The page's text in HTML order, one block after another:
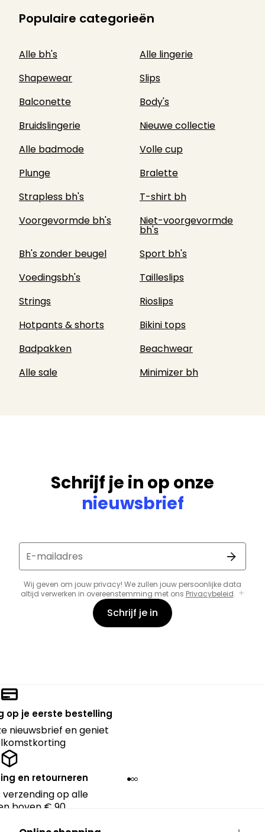
Populaire categorieën
Alle bh's
Alle lingerie
Shapewear
Slips
Balconette
Body's
Bruidslingerie
Nieuwe collectie
Alle badmode
Volle cup
Plunge
Bralette
Strapless bh's
T-shirt bh
Voorgevormde bh's
Niet-voorgevormde
bh's
Bh's zonder beugel
Sport bh's
Voedingsbh's
Tailleslips
Strings
Rioslips
Hotpants & shorts
Bikini tops
Badpakken
Beachwear
Alle sale
Minimizer bh
Schrijf je in op onze
nieuwsbrief
E-mailadres
Wij geven om jouw privacy! We zullen jouw persoonlijke data
altijd verwerken in overeenstemming met ons Privacybeleid.
Schrijf je in
op je eerste bestelling
nieuwsbrief en geniet
en retourneren
op alle
boven € 90.